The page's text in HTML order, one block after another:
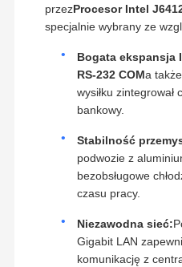
przezProcesor Intel
specjalnie wybrany ze
Bogata ekspansja
RS-232 COMa także
wysiłku zintegrował
bankowy.
Stabilność
podwozie z
bezobsługowe
czasu pracy.
Niezawodna sieć:
Gigabit LAN
komunikację z